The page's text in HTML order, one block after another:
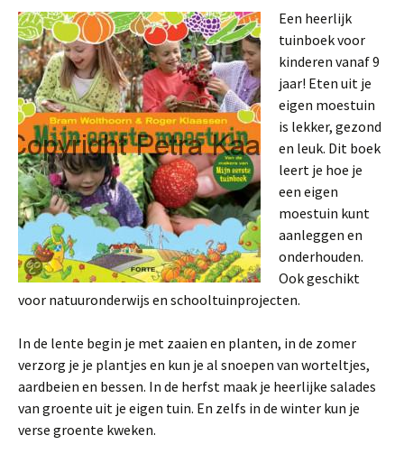
Een heerlijk
tuinboek voor
kinderen vanaf 9
jaar! Eten uit je
eigen moestuin
is lekker, gezond
en leuk. Dit boek
leert je hoe je
een eigen
moestuin kunt
aanleggen en
onderhouden.
Ook geschikt
voor natuuronderwijs en schooltuinprojecten.
In de lente begin je met zaaien en planten, in de zomer
verzorg je je plantjes en kun je al snoepen van worteltjes,
aardbeien en bessen. In de herfst maak je heerlijke salades
van groente uit je eigen tuin. En zelfs in de winter kun je
verse groente kweken.